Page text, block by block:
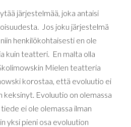
järjestelmää, joka antaisi
Jos joku järjestelmä
henkilökohtaisesti en ole
kuin teatteri. En malta olla
Mielen teatteria
korostaa, että evoluutio ei
keksinyt. Evoluutio on olemassa
ei ole olemassa ilman
yksi pieni osa evoluution